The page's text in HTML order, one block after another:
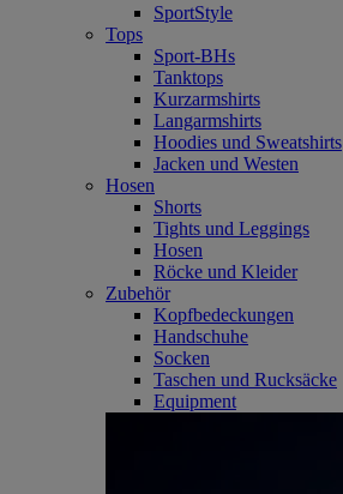
SportStyle
Tops
Sport-BHs
Tanktops
Kurzarmshirts
Langarmshirts
Hoodies und Sweatshirts
Jacken und Westen
Hosen
Shorts
Tights und Leggings
Hosen
Röcke und Kleider
Zubehör
Kopfbedeckungen
Handschuhe
Socken
Taschen und Rucksäcke
Equipment